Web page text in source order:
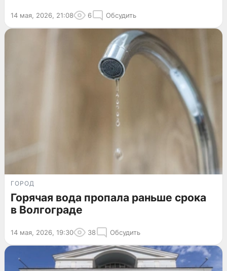
14 мая, 2026, 21:08 6 Обсудить
ГОРОД
Горячая вода пропала раньше срока
в Волгограде
14 мая, 2026, 19:30 38 Обсудить